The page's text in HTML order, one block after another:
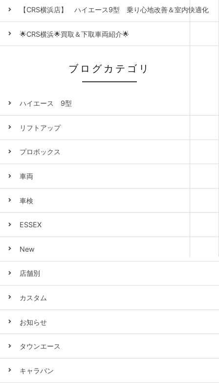
【CRS横浜店】 ハイエース9型 乗り心地改善＆室内快適化
🌟CRS横浜🌟買取＆下取車両紹介🌟
ブログカテゴリ
ハイエース 9型
リフトアップ
プロボックス
車両
車検
ESSEX
New
店舗別
カスタム
お知らせ
タウンエース
キャラバン